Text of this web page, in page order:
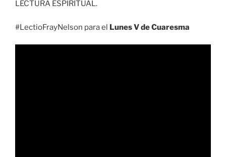
LECTURA ESPIRITUAL.
#LectioFrayNelson para el Lunes V de Cuaresma